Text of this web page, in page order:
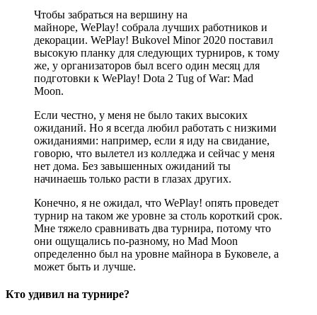
Чтобы забраться на вершину на
майноре, WePlay! собрала лучших работников и
декорации. WePlay! Bukovel Minor 2020 поставил
высокую планку для следующих турниров, к тому
же, у организаторов был всего один месяц для
подготовки к WePlay! Dota 2 Tug of War: Mad
Moon.
Если честно, у меня не было таких высоких
ожиданий. Но я всегда любил работать с низкими
ожиданиями: например, если я иду на свидание,
говорю, что вылетел из колледжа и сейчас у меня
нет дома. Без завышенных ожиданий ты
начинаешь только расти в глазах других.
Конечно, я не ожидал, что WePlay! опять проведет
турнир на таком же уровне за столь короткий срок.
Мне тяжело сравнивать два турнира, потому что
они ощущались по-разному, но Mad Moon
определенно был на уровне майнора в Буковеле, а
может быть и лучше.
Кто удивил на турнире?